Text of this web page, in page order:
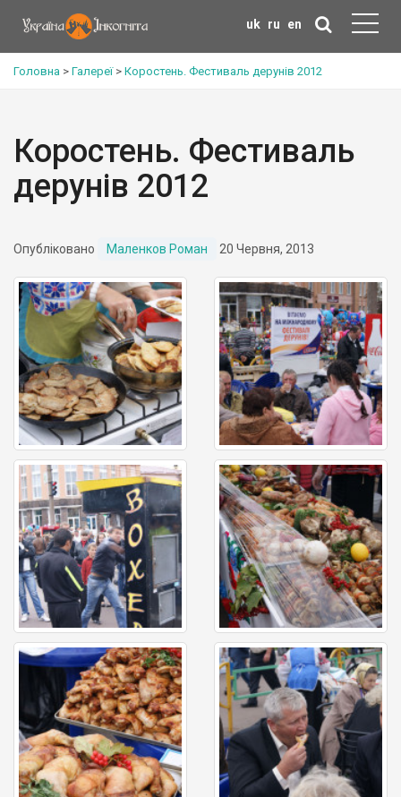
uk ru en
Головна > Галереї> Коростень. Фестиваль дерунів 2012
Коростень. Фестиваль
дерунів 2012
Опубліковано Маленков Роман 20 Червня, 2013